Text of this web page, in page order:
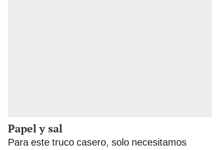
Papel y sal
Para este truco casero, solo necesitamos